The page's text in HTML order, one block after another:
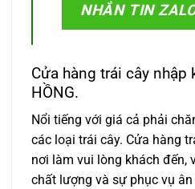
NHẮN TIN
Cửa hàng trái cây nhập
HỒNG.
Nổi tiếng với giá cả phải
các loại trái cây. Cửa hàng
nơi làm vui lòng khách đến,
chất lượng và sự phục vụ